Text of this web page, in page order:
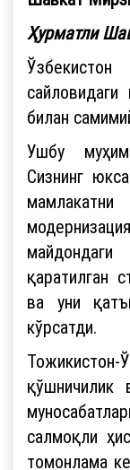
Ҳурматли
билан
Ушбу
Сизнинг
қаратилган
ва уни
кўрсатди.
қўшничилик
салмоқли
томонлама